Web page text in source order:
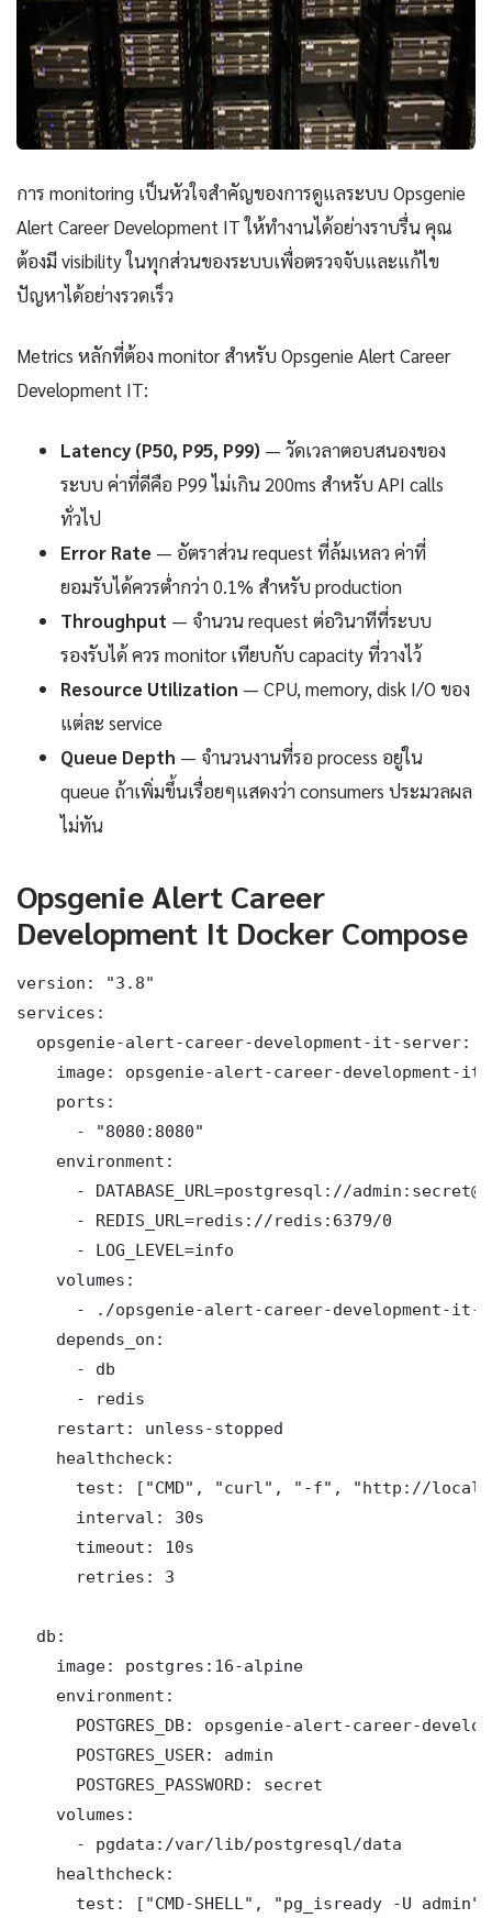
การ monitoring เป็นหัวใจสำคัญของการดูแลระบบ Opsgenie
Alert Career Development IT ให้ทำงานได้อย่างราบรื่น คุณ
ต้องมี visibility ในทุกส่วนของระบบเพื่อตรวจจับและแก้ไข
ปัญหาได้อย่างรวดเร็ว
Metrics หลักที่ต้อง monitor สำหรับ Opsgenie Alert Career
Development IT:
Latency (P50, P95, P99) — วัดเวลาตอบสนองของ
ระบบ ค่าที่ดีคือ P99 ไม่เกิน 200ms สำหรับ API calls
ทั่วไป
Error Rate — อัตราส่วน request ที่ล้มเหลว ค่าที่
ยอมรับได้ควรต่ำกว่า 0.1% สำหรับ production
Throughput — จำนวน request ต่อวินาทีที่ระบบ
รองรับได้ ควร monitor เทียบกับ capacity ที่วางไว้
Resource Utilization — CPU, memory, disk I/O ของ
แต่ละ service
Queue Depth — จำนวนงานที่รอ process อยู่ใน
queue ถ้าเพิ่มขึ้นเรื่อยๆแสดงว่า consumers ประมวลผล
ไม่ทัน
Opsgenie Alert Career
Development It Docker Compose
version: "3.8"
services:
  opsgenie-alert-career-development-it-server:
image: opsgenie-alert-career-development-
    ports:
      - "8080:8080"
    environment:
- DATABASE_URL=postgresql://
      - REDIS_URL=redis://redis:6379/0
      - LOG_LEVEL=info
    volumes:
- ./opsgenie-alert-career-development-it-
    depends_on:
      - db
      - redis
    restart: unless-stopped
    healthcheck:
test: ["CMD", "curl", "-f", "http://
      interval: 30s
      timeout: 10s
      retries: 3
  db:
    image: postgres:16-alpine
    environment:
POSTGRES_DB: opsgenie-alert-career-
      POSTGRES_USER: admin
      POSTGRES_PASSWORD: secret
    volumes:
      - pgdata:/var/lib/postgresql/data
    healthcheck:
      test: ["CMD-SHELL", "pg_isready -U admin"]